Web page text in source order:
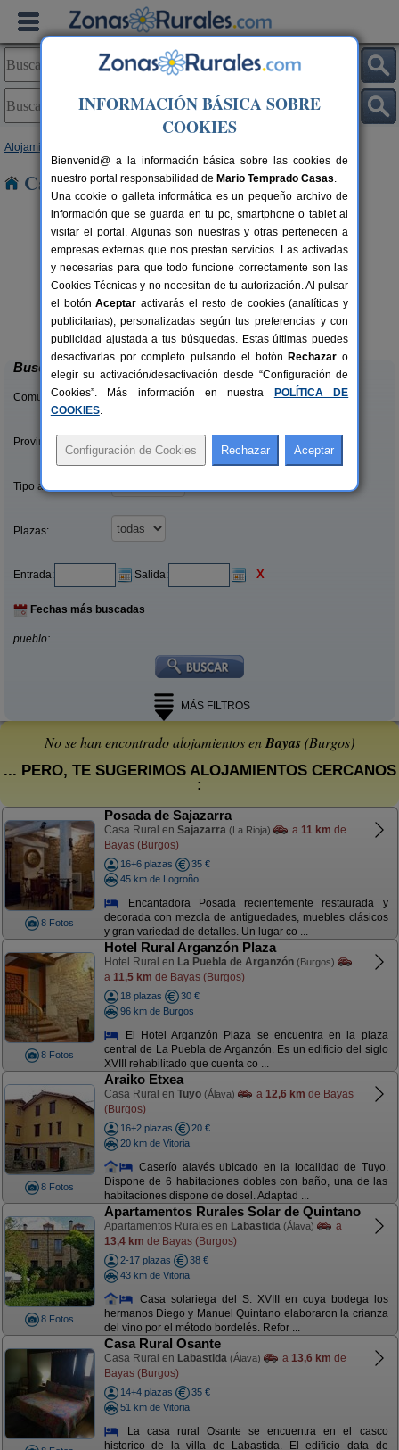
Alojamientos
Casas Rurales cerca de Bayas
4-10+1 pers.
desde21 €
La Morera de Agustina
Villanueva de Carazo (Burgos)
Buscar
Comunidades:
Provincias/Islas:
Tipo alquiler:
Plazas:
Entrada: Salida: X
Fechas más buscadas
pueblo:
MÁS FILTROS
No se han encontrado alojamientos enBayas(Burgos)
... PERO, TE SUGERIMOS ALOJAMIENTOS CERCANOS
:
8 Fotos
Posada de Sajazarra
Casa Rural en Sajazarra (La Rioja) a 11 km de
Bayas (Burgos)
16+6 plazas
35 €
45 km de Logroño
Encantadora Posada recientemente restaurada y
decorada con mezcla de antiguedades, muebles clásicos
y gran variedad de detalles. Un lugar co ...
8 Fotos
Hotel Rural Arganzón Plaza
Hotel Rural en La Puebla de Arganzón (Burgos)
a 11,5 km de Bayas (Burgos)
18 plazas
30 €
96 km de Burgos
El Hotel Arganzón Plaza se encuentra en la plaza
central de La Puebla de Arganzón. Es un edificio del siglo
XVIII rehabilitado que cuenta co ...
8 Fotos
Araiko Etxea
Casa Rural en Tuyo (Álava) a 12,6 km de Bayas
(Burgos)
16+2 plazas
20 €
20 km de Vitoria
Caserío alavés ubicado en la localidad de Tuyo.
Dispone de 6 habitaciones dobles con baño, una de las
habitaciones dispone de dosel. Adaptad ...
8 Fotos
Apartamentos Rurales Solar de Quintano
Apartamentos Rurales en Labastida (Álava)
a
13,4 km de Bayas (Burgos)
2-17 plazas
38 €
43 km de Vitoria
Casa solariega del S. XVIII en cuya bodega los
hermanos Diego y Manuel Quintano elaboraron la crianza
del vino por el método bordelés. Refor ...
Casa Rural Osante
Casa Rural en Labastida (Álava) a 13,6 km de
Bayas (Burgos)
14+4 plazas
35 €
51 km de Vitoria
La casa rural Osante se encuentra en el casco
historico de la villa de Labastida. El edificio data de
INFORMACIÓN BÁSICA SOBRE
COOKIES
Bienvenid@ a la información básica sobre las cookies de
nuestro portal responsabilidad de Mario Temprado Casas.
Una cookie o galleta informática es un pequeño archivo de
información que se guarda en tu pc, smartphone o tablet al
visitar el portal. Algunas son nuestras y otras pertenecen a
empresas externas que nos prestan servicios. Las activadas
y necesarias para que todo funcione correctamente son las
Cookies Técnicas y no necesitan de tu autorización. Al pulsar
el botónAceptar activarás el resto de cookies (analíticas y
publicitarias), personalizadas según tus preferencias y con
publicidad ajustada a tus búsquedas. Estas últimas puedes
desactivarlas por completo pulsando el botón Rechazar o
elegir su activación/desactivación desde “Configuración de
Cookies”. Más información en nuestra
POLÍTICA DE
COOKIES.